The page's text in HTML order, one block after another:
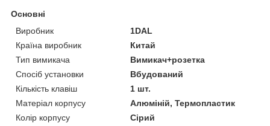
Основні
Виробник
1DAL
Країна виробник
Китай
Тип вимикача
Вимикач+розетка
Спосіб установки
Вбудований
Кількість клавіш
1 шт.
Матеріал корпусу
Алюміній, Термопластик
Колір корпусу
Сірий